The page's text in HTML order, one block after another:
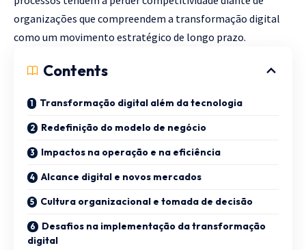
organizações que compreendem a transformação digital
como um movimento estratégico de longo prazo.
Contents
Transformação digital além da tecnologia
Redefinição do modelo de negócio
Impactos na operação e na eficiência
Alcance digital e novos mercados
Cultura organizacional e tomada de decisão
Desafios na implementação da transformação
digital